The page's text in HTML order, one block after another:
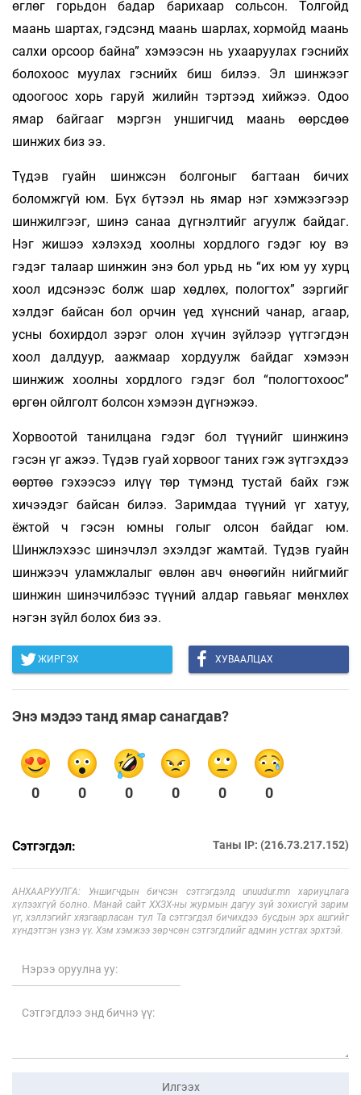
өглөг горьдон бадар барихаар сольсон. Толгойд
маань шартах, гэдсэнд маань шарлах, хормойд маань
салхи орсоор байна” хэмээсэн нь ухааруулах гэснийх
болохоос муулах гэснийх биш билээ. Эл шинжээг
одоогоос хорь гаруй жилийн тэртээд хийжээ. Одоо
ямар байгааг мэргэн уншигчид маань өөрсдөө
шинжих биз ээ.
Түдэв гуайн шинжсэн болгоныг багтаан бичих
боломжгүй юм. Бүх бүтээл нь ямар нэг хэмжээгээр
шинжилгээг, шинэ санаа дүгнэлтийг агуулж байдаг.
Нэг жишээ хэлэхэд хоолны хордлого гэдэг юу вэ
гэдэг талаар шинжин энэ бол урьд нь “их юм уу хурц
хоол идсэнээс болж шар хөдлөх, пологтох” зэргийг
хэлдэг байсан бол орчин үед хүнсний чанар, агаар,
усны бохирдол зэрэг олон хүчин зүйлээр үүтгэгдэн
хоол далдуур, аажмаар хордуулж байдаг хэмээн
шинжиж хоолны хордлого гэдэг бол “пологтохоос”
өргөн ойлголт болсон хэмээн дүгнэжээ.
Хорвоотой танилцана гэдэг бол түүнийг шинжинэ
гэсэн үг ажээ. Түдэв гуай хорвоог таних гэж зүтгэхдээ
өөртөө гэхээсээ илүү төр түмэнд тустай байх гэж
хичээдэг байсан билээ. Заримдаа түүний үг хатуу,
ёжтой ч гэсэн юмны голыг олсон байдаг юм.
Шинжлэхээс шинэчлэл эхэлдэг жамтай. Түдэв гуайн
шинжээч уламжлалыг өвлөн авч өнөөгийн нийгмийг
шинжин шинэчилбээс түүний алдар гавьяаг мөнхлөх
нэгэн зүйл болох биз ээ.
ЖИРГЭХ ХУВААЛЦАХ
Энэ мэдээ танд ямар санагдав?
0 0 0 0 0 0
Сэтгэгдэл: Таны IP: (216.73.217.152)
АНХААРУУЛГА: Уншигчдын бичсэн сэтгэгдэлд unuudur.mn хариуцлага
хүлээхгүй болно. Манай сайт ХХЗХ-ны журмын дагуу зүй зохисгүй зарим
үг, хэллэгийг хязгаарласан тул Та сэтгэгдэл бичихдээ бусдын эрх ашгийг
хүндэтгэн үзнэ үү. Хэм хэмжээ зөрчсөн сэтгэгдлийг админ устгах эрхтэй.
Илгээх